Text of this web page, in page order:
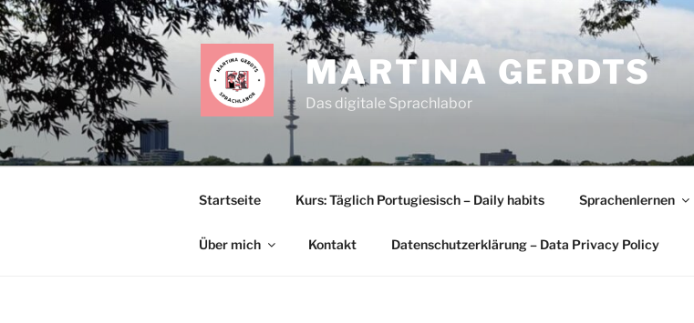
Zum
Inhalt
springen
MARTINA GERDTS
Das digitale Sprachlabor
Startseite Kurs: Täglich Portugiesisch – Daily habits Sprachenlernen
Über mich Kontakt Datenschutzerklärung – Data Privacy Policy